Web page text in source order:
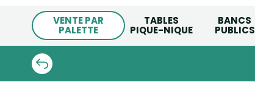
VENTE PAR
PALETTE
TABLES
PIQUE-NIQUE
BANCS
PUBLICS